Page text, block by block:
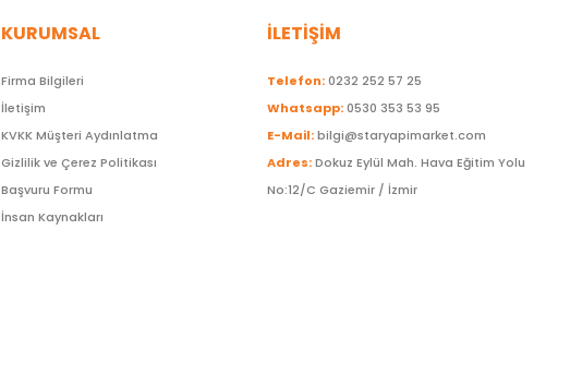
KURUMSAL
Firma Bilgileri
İletişim
KVKK Müşteri Aydınlatma
Gizlilik ve Çerez Politikası
Başvuru Formu
İnsan Kaynakları
İLETİŞİM
Telefon:0232 252 57 25
Whatsapp:0530 353 53 95
E-Mail:bilgi@staryapimarket.com
Adres:Dokuz Eylül Mah. Hava Eğitim Yolu
No:12/C Gaziemir / İzmir